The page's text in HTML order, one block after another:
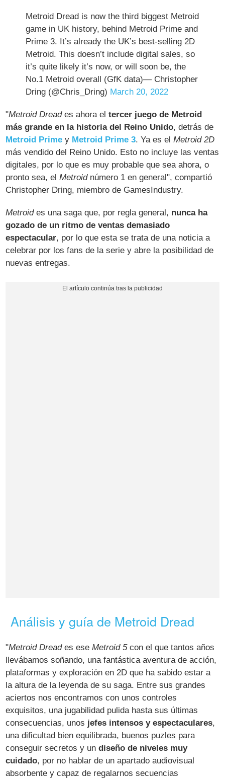
Metroid Dread is now the third biggest Metroid
game in UK history, behind Metroid Prime and
Prime 3. It’s already the UK’s best-selling 2D
Metroid. This doesn’t include digital sales, so
it’s quite likely it’s now, or will soon be, the
No.1 Metroid overall (GfK data)— Christopher
Dring (@Chris_Dring) March 20, 2022
"Metroid Dreades ahora eltercer juego de Metroid
más grande en la historia del Reino Unido, detrás de
Metroid Prime y Metroid Prime 3. Ya es elMetroid 2D
más vendido del Reino Unido. Esto no incluye las ventas
digitales, por lo que es muy probable que sea ahora, o
pronto sea, elMetroidnúmero 1 en general", compartió
Christopher Dring, miembro de GamesIndustry.
Metroides una saga que, por regla general, nunca ha
gozado de un ritmo de ventas demasiado
espectacular, por lo que esta se trata de una noticia a
celebrar por los fans de la serie y abre la posibilidad de
nuevas entregas.
Análisis y guía de Metroid Dread
"Metroid Dreades eseMetroid 5con el que tantos años
llevábamos soñando, una fantástica aventura de acción,
plataformas y exploración en 2D que ha sabido estar a
la altura de la leyenda de su saga. Entre sus grandes
aciertos nos encontramos con unos controles
exquisitos, una jugabilidad pulida hasta sus últimas
consecuencias, unos jefes intensos y espectaculares,
una dificultad bien equilibrada, buenos puzles para
conseguir secretos y undiseño de niveles muy
cuidado, por no hablar de un apartado audiovisual
absorbente y capaz de regalarnos secuencias